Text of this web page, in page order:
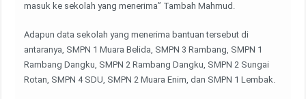
masuk ke sekolah yang menerima” Tambah Mahmud.
Adapun data sekolah yang menerima bantuan tersebut di
antaranya, SMPN 1 Muara Belida, SMPN 3 Rambang, SMPN 1
Rambang Dangku, SMPN 2 Rambang Dangku, SMPN 2 Sungai
Rotan, SMPN 4 SDU, SMPN 2 Muara Enim, dan SMPN 1 Lembak.